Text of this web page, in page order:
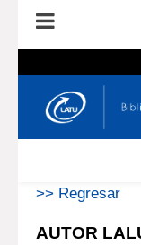
>> Regresar
AUTOR